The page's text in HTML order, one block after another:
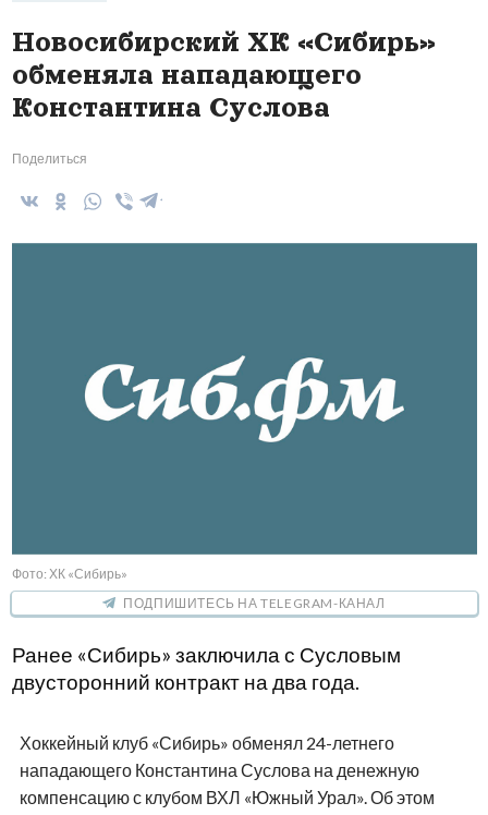
Новосибирский ХК «Сибирь»
обменяла нападающего
Константина Суслова
Поделиться
Фото: ХК «Сибирь»
ПОДПИШИТЕСЬ НА TELEGRAM-КАНАЛ
Ранее «Сибирь» заключила с Сусловым
двусторонний контракт на два года.
Хоккейный клуб «Сибирь» обменял 24-летнего
нападающего Константина Суслова на денежную
компенсацию с клубом ВХЛ «Южный Урал». Об этом